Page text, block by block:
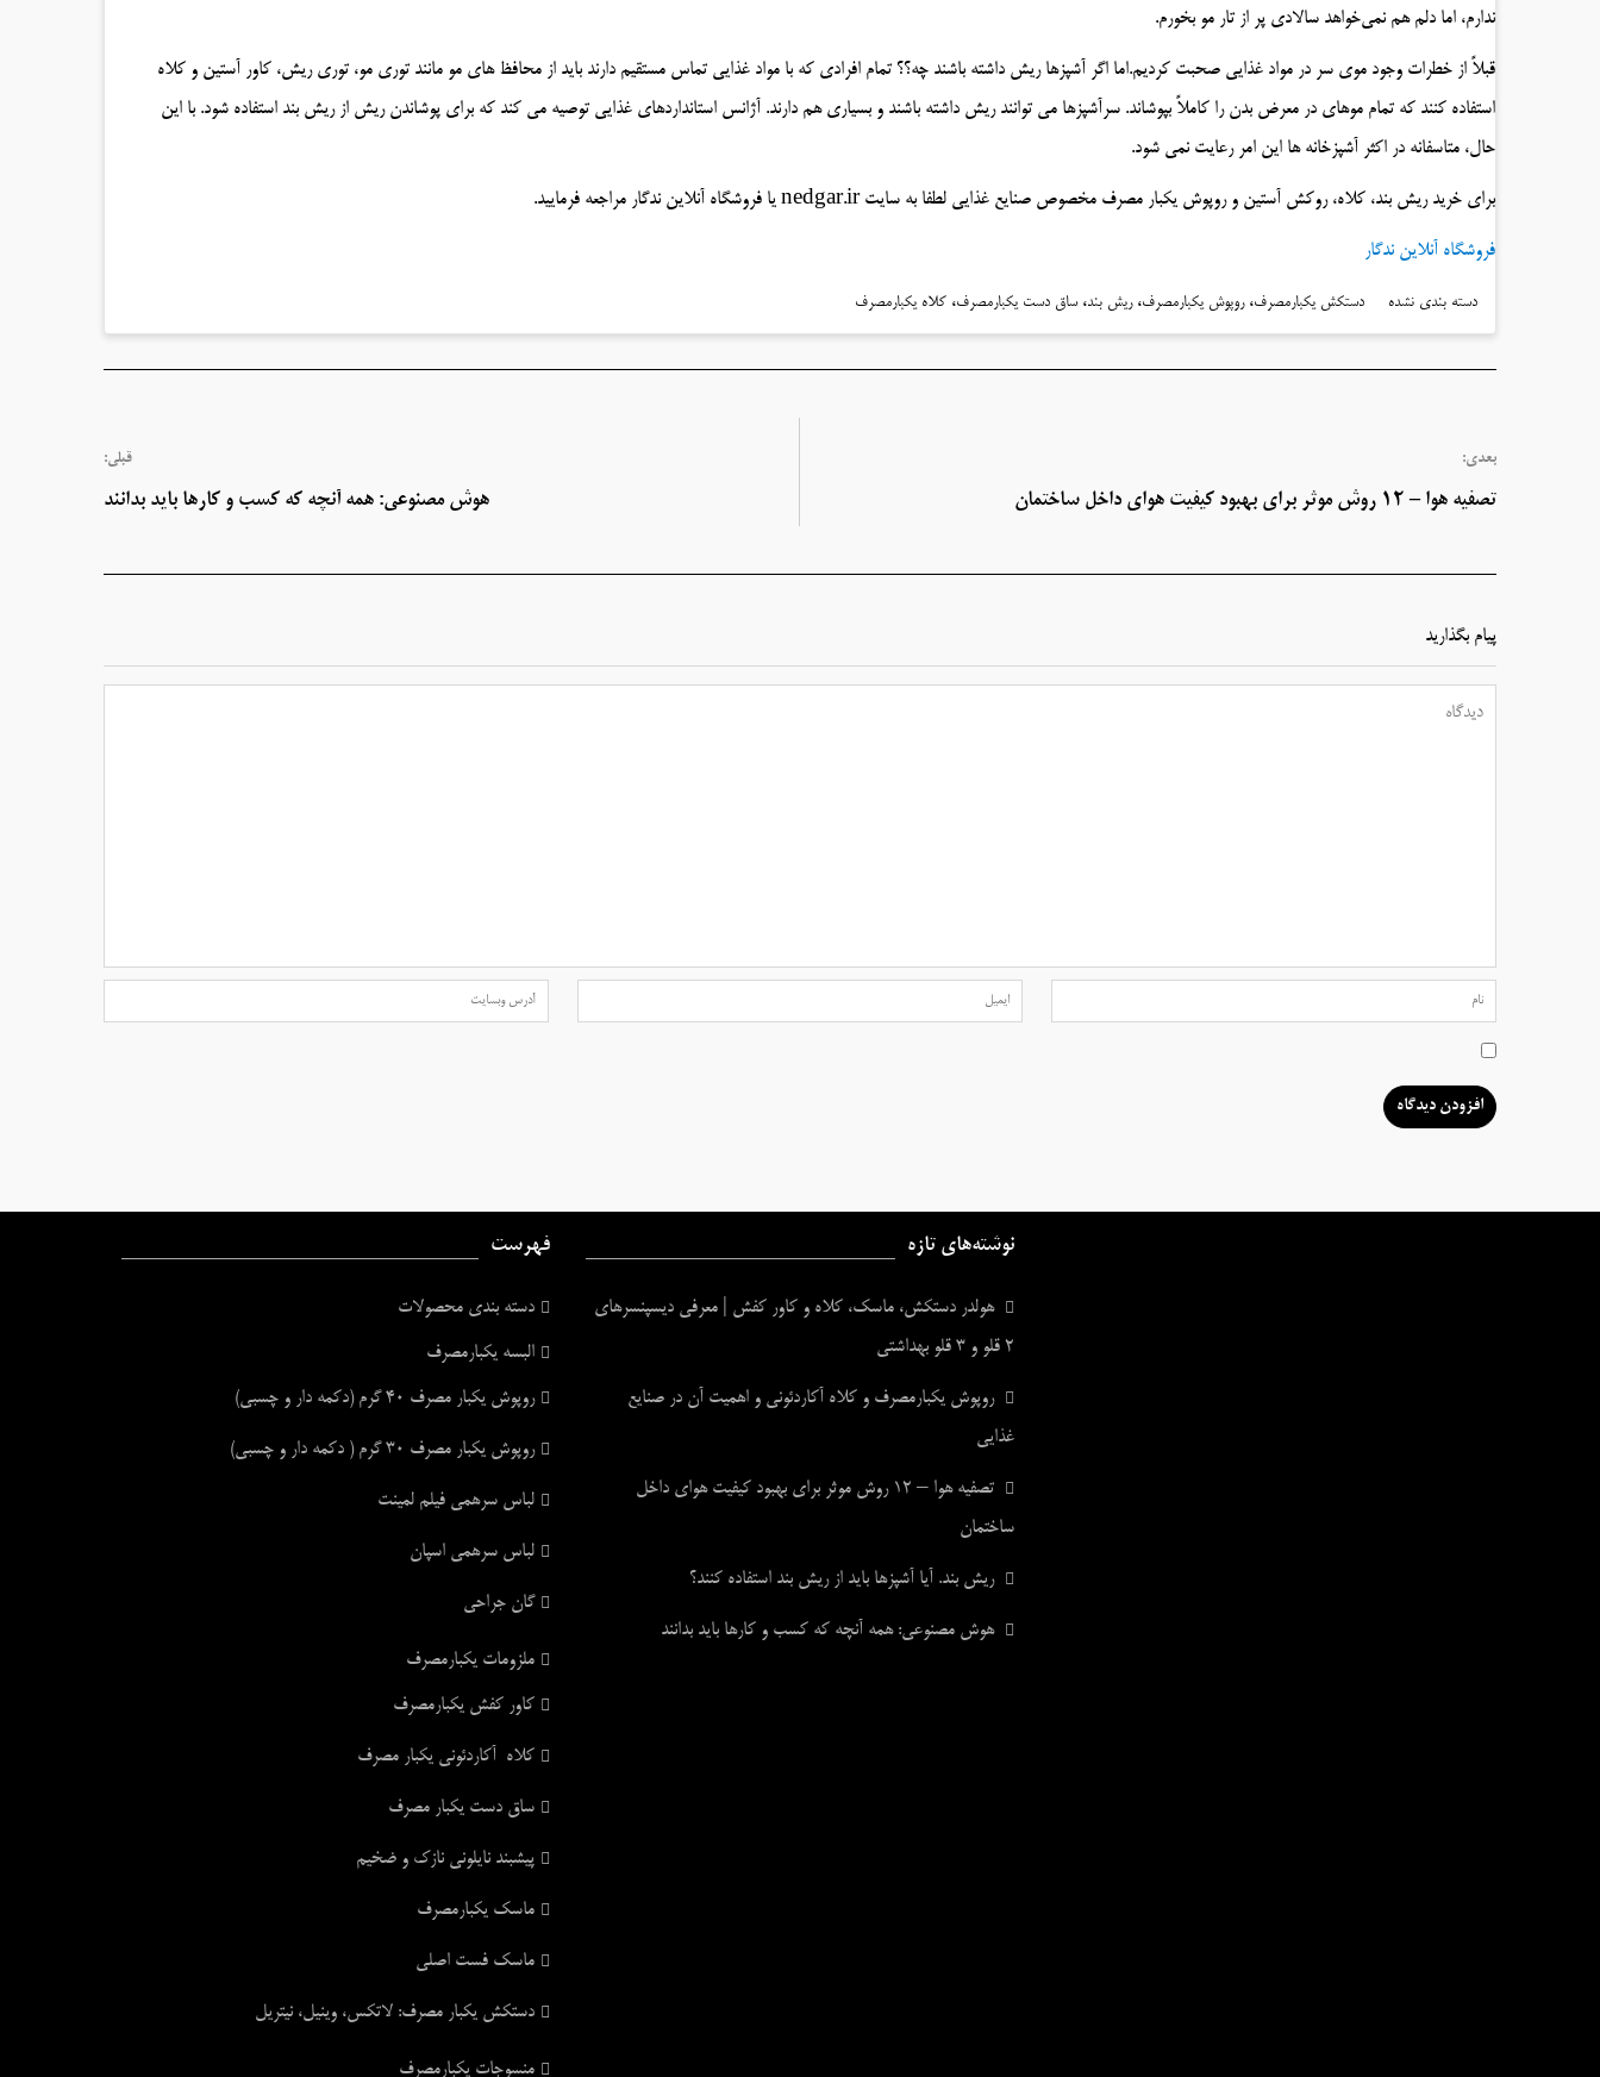
ندارم، اما دلم هم نمی‌خواهد سالادی پر از تار مو بخورم.
قبلاً از خطرات وجود موی سر در مواد غذایی صحبت کردیم.اما اگر آشپزها ریش داشته باشند چه؟؟ تمام افرادی که با مواد غذایی تماس مستقیم دارند باید از محافظ های مو مانند توری مو، توری ریش، کاور آستین و کلاه
استفاده کنند که تمام موهای در معرض بدن را کاملاً بپوشاند. سرآشپزها می توانند ریش داشته باشند و بسیاری هم دارند. آژانس استانداردهای غذایی توصیه می کند که برای پوشاندن ریش از ریش بند استفاده شود. با این
حال، متاسفانه در اکثر آشپزخانه ها این امر رعایت نمی شود.
برای خرید ریش بند، کلاه، روکش آستین و روپوش یکبار مصرف مخصوص صنایع غذایی لطفا به سایت nedgar.ir یا فروشگاه آنلاین ندگار مراجعه فرمایید.
فروشگاه آنلاین ندگار
دسته بندی نشده دستکش یکبارمصرف،روپوش یکبارمصرف،ریش بند،ساق دست یکبارمصرف، کلاه یکبارمصرف
قبلی:
هوش مصنوعی: همه آنچه که کسب و کارها باید بدانند
بعدی:
تصفیه هوا – ۱۲ روش موثر برای بهبود کیفیت هوای داخل ساختمان
پیام بگذارید
نوشته‌های تازه
هولدر دستکش، ماسک، کلاه و کاور کفش | معرفی دیسپنسرهای
۲ قلو و ۳ قلو بهداشتی
روپوش یکبارمصرف و کلاه آکاردئونی و اهمیت آن در صنایع
غذایی
تصفیه هوا – ۱۲ روش موثر برای بهبود کیفیت هوای داخل
ساختمان
ریش بند. آیا آشپزها باید از ریش بند استفاده کنند؟
هوش مصنوعی: همه آنچه که کسب و کارها باید بدانند
فهرست
دسته بندی محصولات
البسه یکبارمصرف
روپوش یکبار مصرف ۴۰ گرم (دکمه دار و چسبی)
روپوش یکبار مصرف ۳۰ گرم ( دکمه دار و چسبی)
لباس سرهمی فیلم لمینت
لباس سرهمی اسپان
گان جراحی
ملزومات یکبارمصرف
کاور کفش یکبارمصرف
کلاه آکاردئونی یکبار مصرف
ساق دست یکبار مصرف
پیشبند نایلونی نازک و ضخیم
ماسک یکبارمصرف
ماسک فست اصلی
دستکش یکبار مصرف: لاتکس، وینیل، نیتریل
منسوجات یکبارمصرف